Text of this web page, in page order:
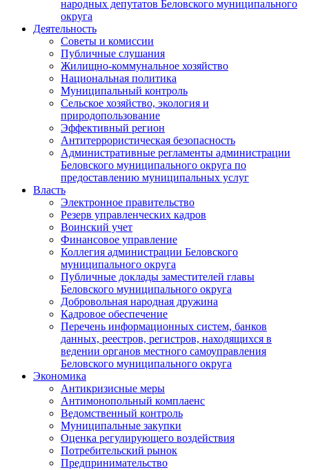
народных депутатов Беловского муниципального
округа
Деятельность
Советы и комиссии
Публичные слушания
Жилищно-коммунальное хозяйство
Национальная политика
Муниципальный контроль
Сельское хозяйство, экология и
природопользование
Эффективный регион
Антитеррористическая безопасность
Административные регламенты администрации
Беловского муниципального округа по
предоставлению муниципальных услуг
Власть
Электронное правительство
Резерв управленческих кадров
Воинский учет
Финансовое управление
Коллегия администрации Беловского
муниципального округа
Публичные доклады заместителей главы
Беловского муниципального округа
Добровольная народная дружина
Кадровое обеспечение
Перечень информационных систем, банков
данных, реестров, регистров, находящихся в
ведении органов местного самоуправления
Беловского муниципального округа
Экономика
Антикризисные меры
Антимонопольный комплаенс
Ведомственный контроль
Муниципальные закупки
Оценка регулирующего воздействия
Потребительский рынок
Предпринимательство